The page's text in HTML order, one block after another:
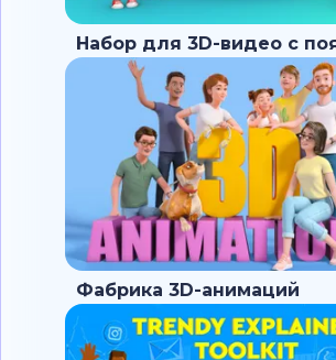
Набор для 3D-видео с
Фабрика 3D-анимаций